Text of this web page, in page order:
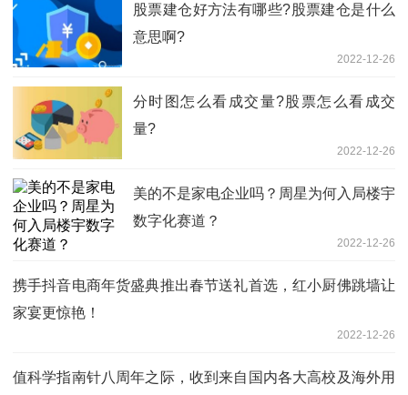
股票建仓好方法有哪些?股票建仓是什么
意思啊?
2022-12-26
分时图怎么看成交量?股票怎么看成交
量?
2022-12-26
美的不是家电企业吗？周星为何入局楼宇
数字化赛道？
2022-12-26
携手抖音电商年货盛典推出春节送礼首选，红小厨佛跳墙让
家宴更惊艳！
2022-12-26
值科学指南针八周年之际，收到来自国内各大高校及海外用